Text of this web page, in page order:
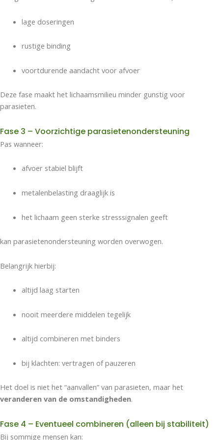
lage doseringen
rustige binding
voortdurende aandacht voor afvoer
Deze fase maakt het lichaamsmilieu minder gunstig voor
parasieten.
Fase 3 – Voorzichtige parasietenondersteuning
Pas wanneer:
afvoer stabiel blijft
metalenbelasting draaglijk is
het lichaam geen sterke stresssignalen geeft
kan parasietenondersteuning worden overwogen.
Belangrijk hierbij:
altijd laag starten
nooit meerdere middelen tegelijk
altijd combineren met binders
bij klachten: vertragen of pauzeren
Het doel is niet het “aanvallen” van parasieten, maar het
veranderen van de omstandigheden.
Fase 4 – Eventueel combineren (alleen bij stabiliteit)
Bij sommige mensen kan: